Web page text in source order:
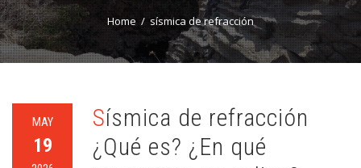
Home sísmica de refracción
MAY
19
Sísmica de refracción
¿Qué es? ¿En qué